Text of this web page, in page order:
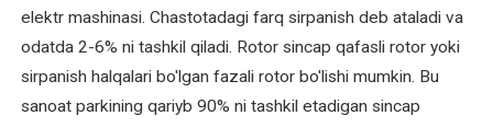
tiklash
Elektromotor
elektr mashinasi. Chastotadagi farq sirpanish deb ataladi va
odatda 2-6% ni tashkil qiladi. Rotor sincap qafasli rotor yoki
sirpanish halqalari bo'lgan fazali rotor bo'lishi mumkin. Bu
sanoat parkining qariyb 90% ni tashkil etadigan sincap